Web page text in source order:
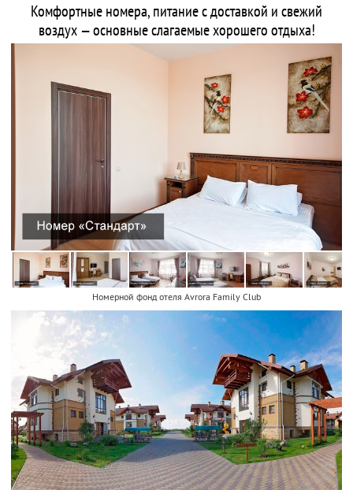
Комфортные номера, питание с доставкой и свежий
воздух — основные слагаемые хорошего отдыха!
Номерной фонд отеля Avrora Family Club